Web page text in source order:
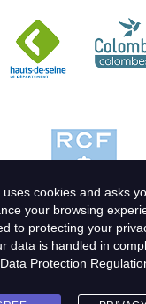
cookies and asks
your browsing
to protecting your
data is handled in
Protection